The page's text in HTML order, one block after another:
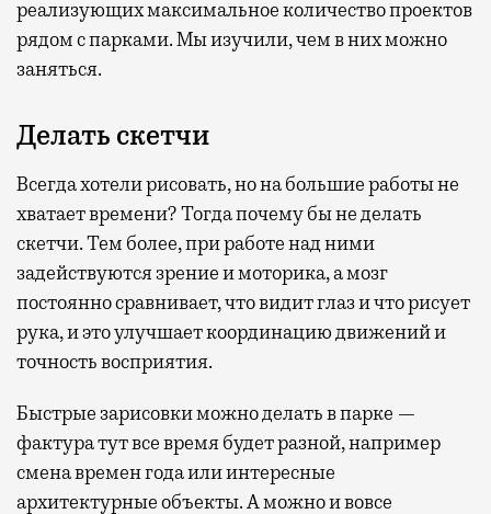
реализующих максимальное количество проектов
рядом с парками. Мы изучили, чем в них можно
заняться.
Делать скетчи
Всегда хотели рисовать, но на большие работы не
хватает времени? Тогда почему бы не делать
скетчи. Тем более, при работе над ними
задействуются зрение и моторика, а мозг
постоянно сравнивает, что видит глаз и что рисует
рука, и это улучшает координацию движений и
точность восприятия.
Быстрые зарисовки можно делать в парке —
фактура тут все время будет разной, например
смена времен года или интересные
архитектурные объекты. А можно и вовсе